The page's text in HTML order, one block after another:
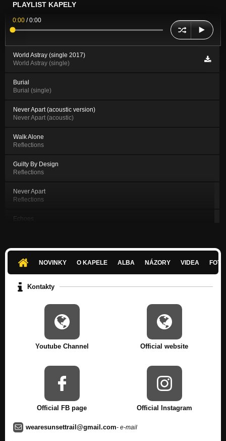
PLAYLIST KAPELY
0:00 /0:00
World Astray (single 2017)
World Astray (single)
Burial
Burial (single)
Never Apart (acoustic version)
Never Apart (acoustic)
Walk Alone
Reflections
Guilty By Design
Reflections
Never Apart
Reflections
Echoes
In Peace
Reflections
Serpents EP
Serpents EP
One Life - One Shot (Single 2014)
NOVINKY O KAPELE ALBA NÁZORY VIDEA
Kontakty
Youtube Channel Official website
Official FB page Official Instagram
wearesunsettrail@gmail.com- e-mail